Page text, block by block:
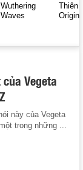
Wuthering
Waves
Thiên
Origin
Vegeta
này của Vegeta
trong những ...